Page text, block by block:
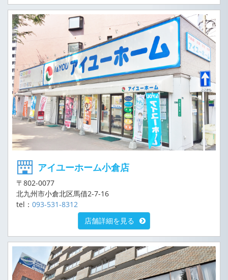
アイユーホーム小倉店
〒802-0077
北九州市小倉北区馬借2-7-16
tel： 093-531-8312
店舗詳細を見る